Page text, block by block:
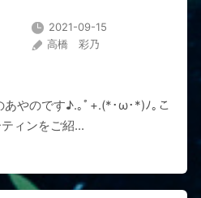
2021-09-15
高橋 彩乃
あやのです♪.｡ﾟ+.(*･ω･*)ﾉ｡こ
ィンをご紹...